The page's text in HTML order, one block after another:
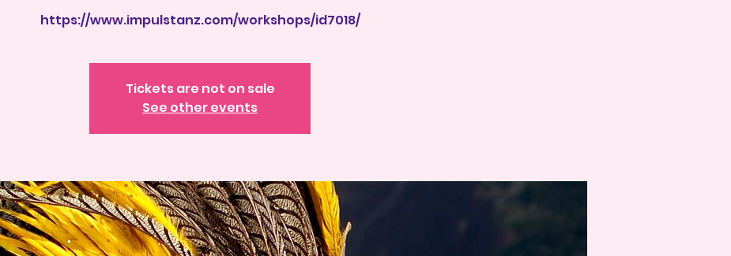
https://www.impulstanz.com/workshops/id7018/
Tickets are not on sale
See other events